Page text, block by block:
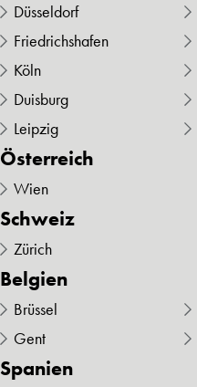
Düsseldorf
Friedrichshafen
Köln
Duisburg
Leipzig
Österreich
Wien
Schweiz
Zürich
Belgien
Brüssel
Gent
Spanien